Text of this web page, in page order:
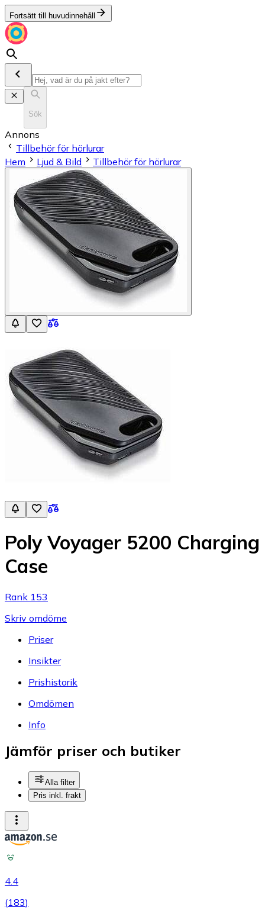
Fortsätt till huvudinnehåll
Sök
Annons
Tillbehör för hörlurar
Hem
Ljud & Bild Tillbehör för hörlurar
Poly Voyager 5200 Charging
Case
Rank 153
Skriv omdöme
Priser
Insikter
Prishistorik
Omdömen
Info
Jämför priser och butiker
Alla filter
Pris inkl. frakt
4.4
(183)